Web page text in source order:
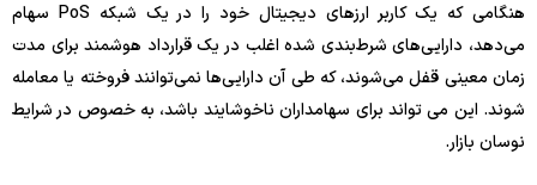
هنگامی که یک کاربر ارزهای دیجیتال خود را در یک شبکه PoS سهام
می‌دهد، دارایی‌های شرط‌بندی شده اغلب در یک قرارداد هوشمند برای مدت
زمان معینی قفل می‌شوند، که طی آن دارایی‌ها نمی‌توانند فروخته یا معامله
شوند. این می تواند برای سهامداران ناخوشایند باشد، به خصوص در شرایط
نوسان بازار.